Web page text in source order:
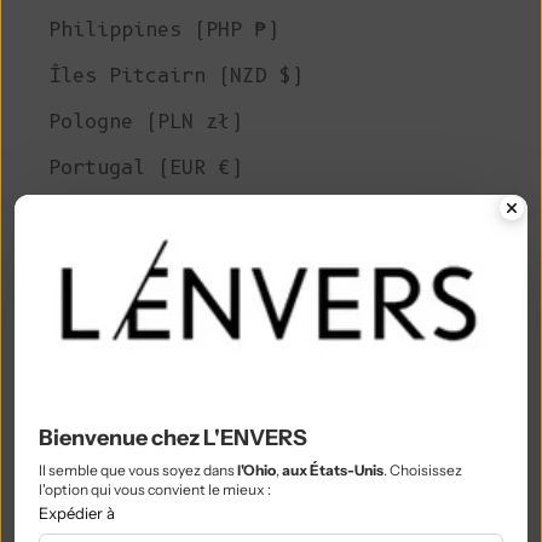
Philippines (PHP ₱)
Îles Pitcairn (NZD $)
Pologne (PLN zł)
Portugal (EUR €)
Réunion (EUR €)
Roumanie (RON Lei)
Samoa (WST T)
Saint-Marin (EUR €)
São Tomé & Príncipe (STD Db)
Bienvenue chez L'ENVERS
Il semble que vous soyez dansl'Ohio,aux États-Unis. Choisissez
l'option qui vous convient le mieux :
Expédier à